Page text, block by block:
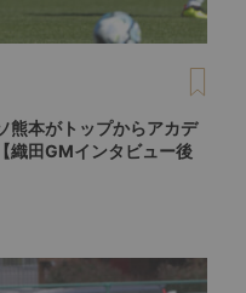
熊本がトップからアカデ
織田GMインタビュー後